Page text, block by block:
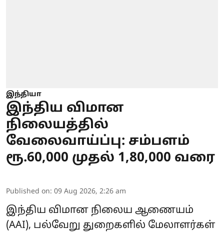
இந்தியா
இந்திய விமான
நிலையத்தில்
வேலைவாய்ப்பு: சம்பளம்
ரூ.60,000 முதல் 1,80,000 வரை
Published on: 09 Aug 2026, 2:26 am
இந்திய விமான நிலைய ஆணையம்
(AAI), பல்வேறு துறைகளில் மேலாளர்கள்